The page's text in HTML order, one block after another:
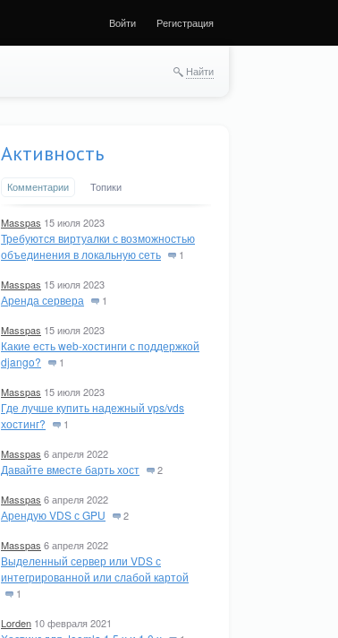
Войти Регистрация
Найти
Активность
Комментарии Топики
Masspas 15 июля 2023
Требуются виртуалки с возможностью
объединения в локальную сеть
1
Masspas 15 июля 2023
Аренда сервера 1
Masspas 15 июля 2023
Какие есть web-хостинги с поддержкой
django?
1
Masspas 15 июля 2023
Где лучше купить надежный vps/vds
хостинг?
1
Masspas 6 апреля 2022
Давайте вместе барть хост 2
Masspas 6 апреля 2022
Арендую VDS с GPU 2
Masspas 6 апреля 2022
Выделенный сервер или VDS с
интегрированной или слабой картой
1
Lorden 10 февраля 2021